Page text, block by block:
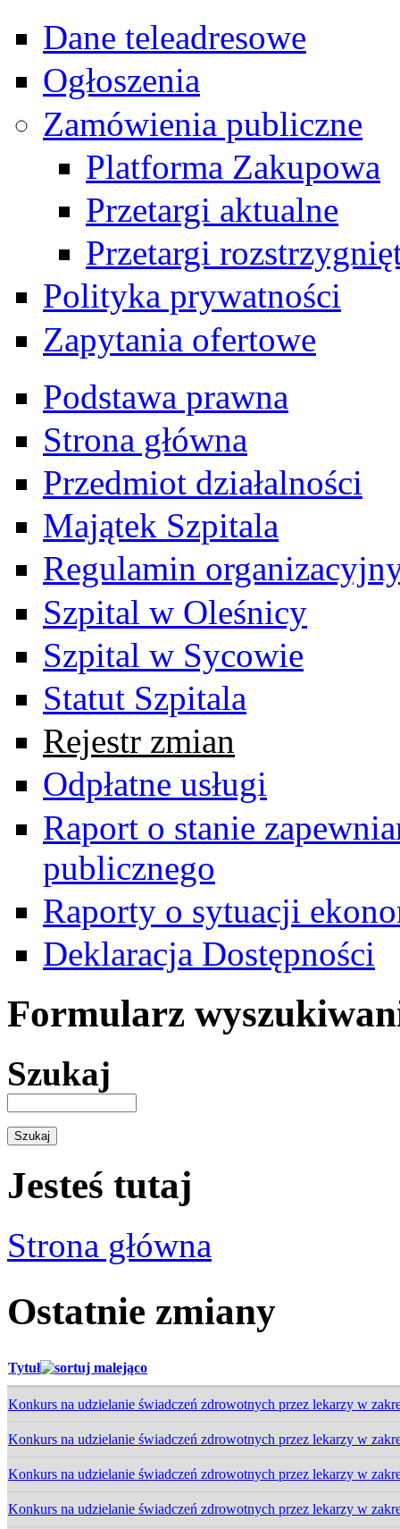
Dane teleadresowe
Ogłoszenia
Zamówienia publiczne
Platforma Zakupowa
Przetargi aktualne
Przetargi
Polityka prywatności
Zapytania ofertowe
Podstawa prawna
Strona główna
Przedmiot działalności
Majątek Szpitala
Regulamin
Szpital w Oleśnicy
Szpital w Sycowie
Statut Szpitala
Rejestr zmian
Odpłatne usługi
Raport o stanie
publicznego
Raporty o sytuacji
Deklaracja Dostępności
Formularz
Szukaj
Jesteś tutaj
Strona główna
Ostatnie zmiany
Tytuł
Konkurs na udzielanie świadczeń zdrowotnych przez lekarzy w
Konkurs na udzielanie świadczeń zdrowotnych przez lekarzy w
Konkurs na udzielanie świadczeń zdrowotnych przez lekarzy w
Konkurs na udzielanie świadczeń zdrowotnych przez lekarzy w